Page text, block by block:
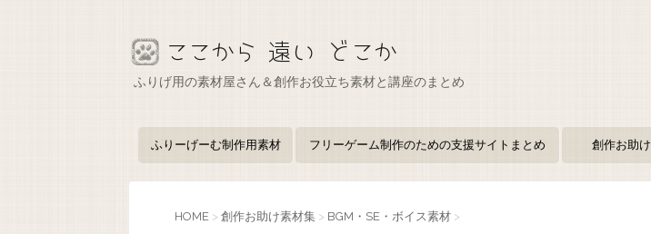
ふりげ用の素材屋さん＆創作お役立ち素材と講座のまとめ
ふりーげーむ制作用素材 フリーゲーム制作のための支援サイトまとめ 創作お助
HOME > 創作お助け素材集 > BGM・SE・ボイス素材 >